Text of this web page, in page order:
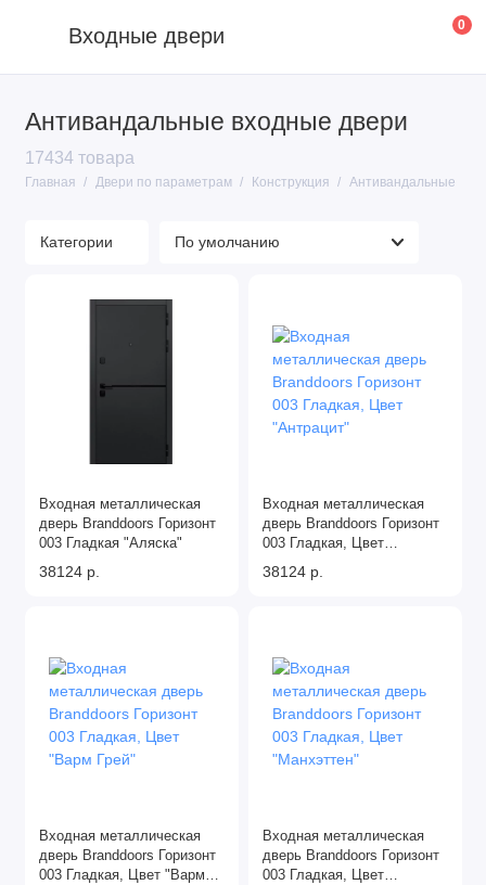
Входные двери 0
Антивандальные входные двери
17434 товара
Главная Двери по параметрам Конструкция Антивандальные
Конструкция
Материалы
Назначение
Категории
Входная металлическая
дверь Branddoors Горизонт
003 Гладкая "Аляска"
38124 р.
Входная металлическая
дверь Branddoors Горизонт
003 Гладкая, Цвет
"Антрацит"
38124 р.
Входная металлическая
дверь Branddoors Горизонт
003 Гладкая, Цвет "Варм
Входная металлическая
дверь Branddoors Горизонт
003 Гладкая, Цвет